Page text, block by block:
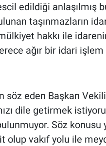
edildiği anlaşılmış
taşınmazların
hakkı ile
ağır bir idari
söz eden Başkan
dile getirmek
Söz
olup vakıf yolu ile